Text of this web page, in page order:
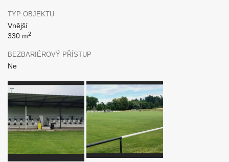
TYP OBJEKTU
Vnější
330 m2
BEZBARIÉROVÝ PŘÍSTUP
Ne